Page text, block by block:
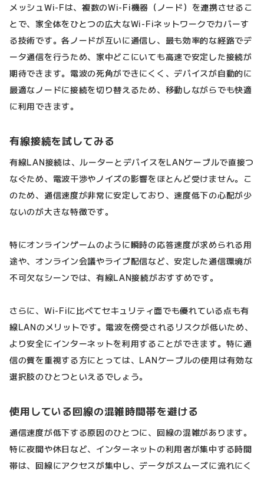
メッシュWi-Fは、複数のWi-Fi機器（ノード）を連携させるこ
とで、家全体をひとつの広大なWi-Fiネットワークでカバーす
る技術です。各ノードが互いに通信し、最も効率的な経路でデ
ータ通信を行うため、家中どこにいても高速で安定した接続が
期待できます。電波の死角ができにくく、デバイスが自動的に
最適なノードに接続を切り替えるため、移動しながらでも快適
に利用できます。
有線接続を試してみる
有線LAN接続は、ルーターとデバイスをLANケーブルで直接つ
なぐため、電波干渉やノイズの影響をほとんど受けません。こ
のため、通信速度が非常に安定しており、速度低下の心配が少
ないのが大きな特徴です。
特にオンラインゲームのように瞬時の応答速度が求められる用
途や、オンライン会議やライブ配信など、安定した通信環境が
不可欠なシーンでは、有線LAN接続がおすすめです。
さらに、Wi-Fiに比べてセキュリティ面でも優れている点も有
線LANのメリットです。電波を傍受されるリスクが低いため、
より安全にインターネットを利用することができます。特に通
信の質を重視する方にとっては、LANケーブルの使用は有効な
選択肢のひとつといえるでしょう。
使用している回線の混雑時間帯を避ける
通信速度が低下する原因のひとつに、回線の混雑があります。
特に夜間や休日など、インターネットの利用者が集中する時間
帯は、回線にアクセスが集中し、データがスムーズに流れにく